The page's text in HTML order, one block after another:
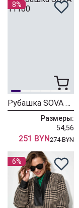
8%
Рубашка SOVA 11180
Размеры:
54,56
251 BYN274 BYN
6%